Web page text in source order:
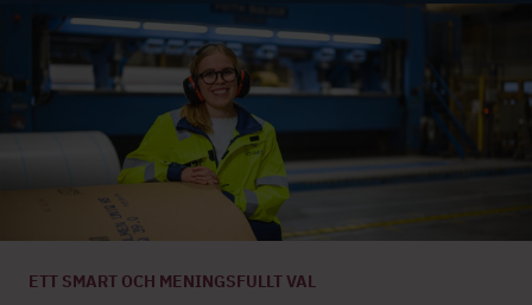
ETT SMART OCH MENINGSFULLT VAL